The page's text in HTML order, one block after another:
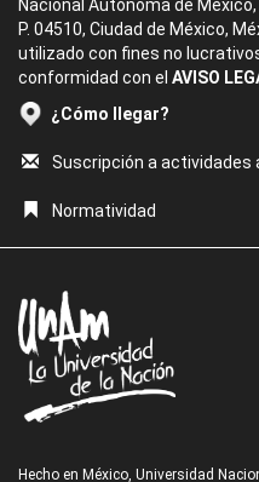
Nacional Autónoma de
P. 04510, Ciudad de México,
utilizado con fines no
conformidad con el AVISO
¿Cómo llegar?
Suscripción a actividades
Normatividad
Hecho en México, Universidad